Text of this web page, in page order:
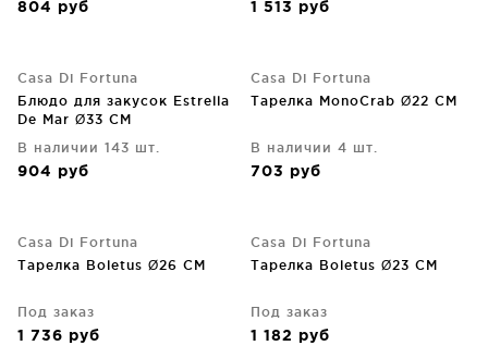
804 руб 1 513 руб
Casa Di Fortuna
Блюдо для закусок Estrella
De Mar Ø33 CM
В наличии 143 шт.
904 руб
Casa Di Fortuna
Тарелка MonoCrab Ø22 CM
В наличии 4 шт.
703 руб
Casa Di Fortuna
Тарелка Boletus Ø26 CM
Под заказ
1 736 руб
Casa Di Fortuna
Тарелка Boletus Ø23 CM
Под заказ
1 182 руб